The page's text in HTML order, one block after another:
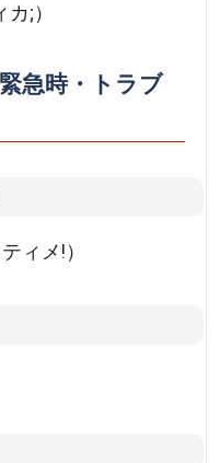
;）
急時・トラブ
ィメ!）